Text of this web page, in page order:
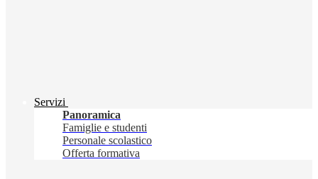
Servizi
Panoramica
Famiglie e studenti
Personale scolastico
Offerta formativa